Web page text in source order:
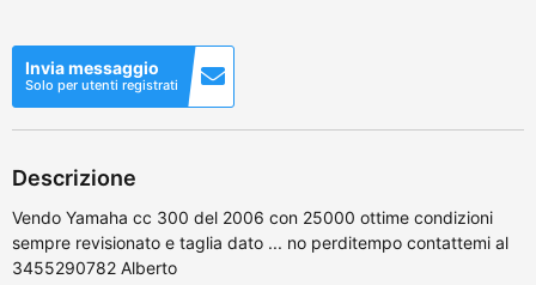
Invia messaggio
Solo per utenti registrati
Descrizione
Vendo Yamaha cc 300 del 2006 con 25000 ottime condizioni
sempre revisionato e taglia dato ... no perditempo contattemi al
3455290782 Alberto